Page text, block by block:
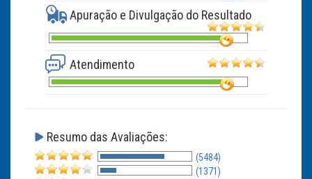
Apuração e Divulgação do Resultado
Atendimento
Resumo das Avaliações:
(5484)
(1371)